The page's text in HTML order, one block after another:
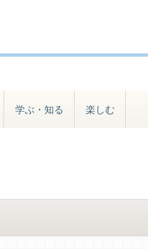
学ぶ・知る 楽しむ